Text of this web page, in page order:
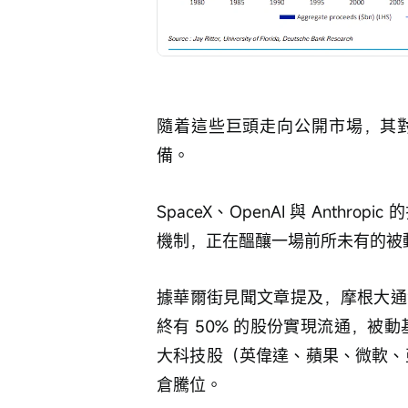
隨着這些巨頭走向公開市場，其
備。
SpaceX、OpenAI 與 Anthropic
機制，正在醞釀一場前所未有的
據華爾街見聞文章提及，摩根大
終有 50% 的股份實現流通，被
大科技股（英偉達、蘋果、微軟
倉騰位。